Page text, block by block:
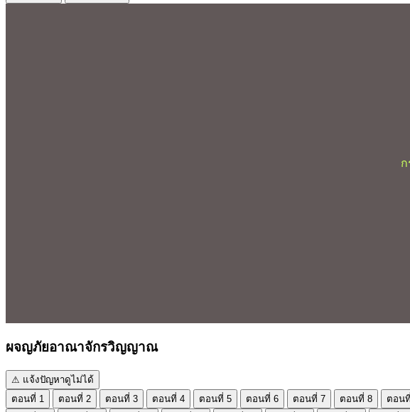
ผจญภัยอาณาจักรวิญญาณ
⚠ แจ้งปัญหาดูไม่ได้
ตอนที่ 1
ตอนที่ 2 ตอนที่ 3 ตอนที่ 4 ตอนที่ 5 ตอนที่ 6 ตอนที่ 7 ตอนที่ 8 ตอน